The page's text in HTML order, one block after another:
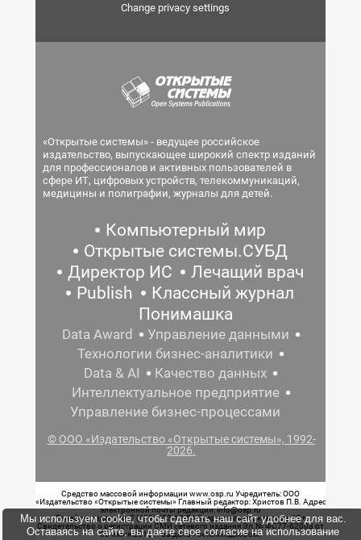
Change privacy settings
«Открытые системы» - ведущее российское
издательство, выпускающее широкий спектр изданий
для профессионалов и активных пользователей в
сфере ИТ, цифровых устройств, телекоммуникаций,
медицины и полиграфии, журналы для детей.
Компьютерный мир
Открытые системы.СУБД
Директор ИС
Лечащий врач
Publish
Классный журнал
Понимашка
Data Award
Управление данными
Технологии бизнес-аналитики
Data & AI
Качество данных
Интеллектуальное предприятие
Управление бизнес-процессами
© ООО «Издательство «Открытые системы», 1992-
2026.
Средство массовой информации www.osp.ru Учредитель: ООО
«Издательство «Открытые системы» Главный редактор: Христов П.В. Адрес
электронной почты редакции: info@osp.ru
Телефон редакции: 7 (499) 703-18-54 Возрастная маркировка: 12+
Свидетельство о регистрации СМИ сетевого издания Эл.№ ФС77-62008 от
05 июня 2015 г. выдано Роскомнадзором.
Мы используем cookie, чтобы сделать наш сайт удобнее для вас.
Оставаясь на сайте, вы даете свое согласие на использование